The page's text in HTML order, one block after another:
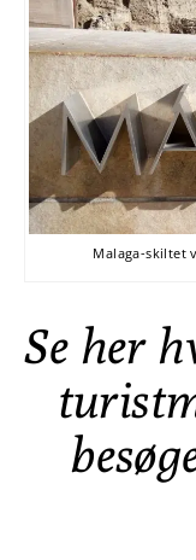
Malaga-skiltet
Se her